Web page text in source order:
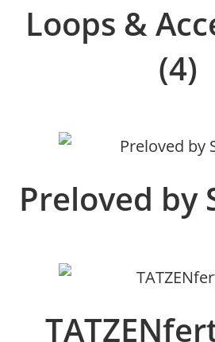
Loops &
(4)
Preloved by